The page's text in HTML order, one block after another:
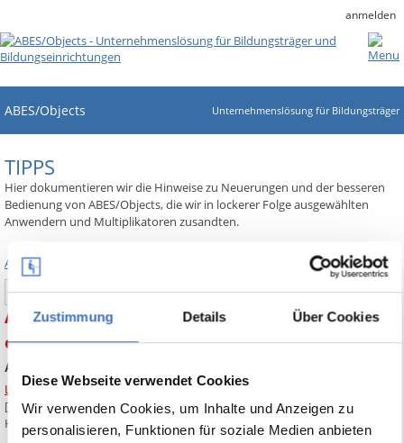
Zustimmung Details Über Cookies
Diese Webseite verwendet Cookies
Wir verwenden Cookies, um Inhalte und Anzeigen zu
personalisieren, Funktionen für soziale Medien anbieten
anmelden
ABES/Objects Unternehmenslösung für Bildungsträger
TIPPS
Hier dokumentieren wir die Hinweise zu Neuerungen und der besseren
Bedienung von ABES/Objects, die wir in lockerer Folge ausgewählten
Anwendern und Multiplikatoren zusandten.
Alle Tipps anzeigen
Search
ABES-Tipp Nr. 18 Anzeigebedingungen für
einzelne Elemente einer Registerkarte
Anzeigebedingungen für einzelne Elemente einer Registerkarte
Link zum Handbuch
[Ein Klick auf die Überschrift oben zeigt den entsprechenden
Handbuchauszug]